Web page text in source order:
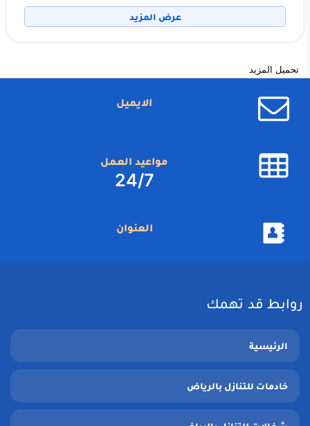
عرض المزيد
تحميل المزيد
الايميل
مواعيد العمل
24/7
العنوان
روابط قد تهمك
الرئيسية
خادمات للتنازل بالرياض